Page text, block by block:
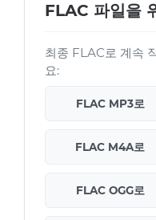
FLAC 파일을
최종 FLAC로 계속
요:
FLAC MP3로
FLAC M4A로
FLAC OGG로